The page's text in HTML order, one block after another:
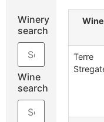
Winery
search
Wine
search
Terre